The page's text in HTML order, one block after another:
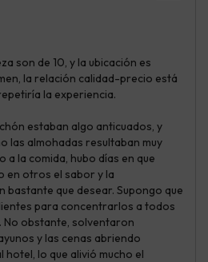
son de 10, y la ubicación es
la relación calidad-precio está
la experiencia.
estaban algo anticuados, y
las almohadas resultaban muy
a la comida, hubo días en que
en otros el sabor y la
bastante que desear. Supongo que
para concentrarlos a todos
No obstante, solventaron
y las cenas abriendo
hotel, lo que alivió mucho el